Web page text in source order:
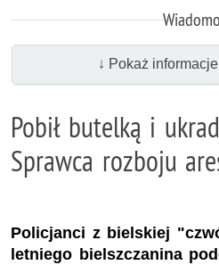
↓ Pokaż
Pobił butelką i
Sprawca rozboju
Policjanci z bielskiej
letniego bielszczanina